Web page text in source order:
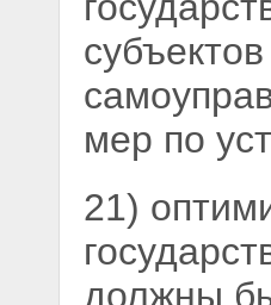
мер по
21)
должны